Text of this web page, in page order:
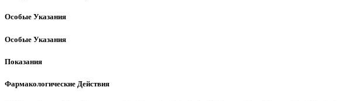
Особые Указания
Особые Указания
Показания
Фармакологические Действия